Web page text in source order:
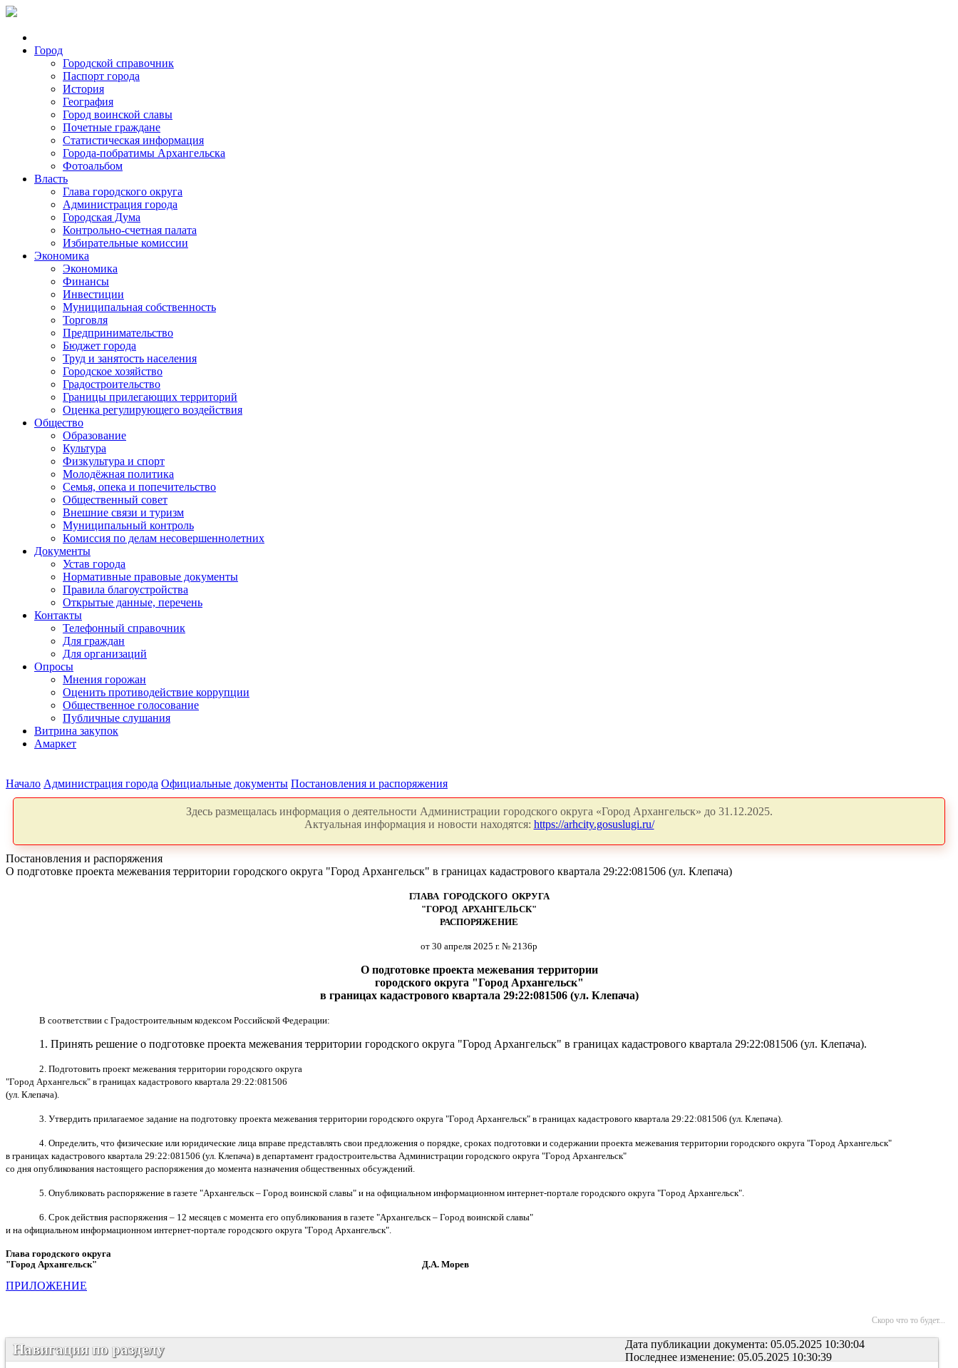
Город
Городской справочник
Паспорт города
История
География
Город воинской славы
Почетные граждане
Статистическая информация
Города-побратимы Архангельска
Фотоальбом
Власть
Глава городского округа
Администрация города
Городская Дума
Контрольно-счетная палата
Избирательные комиссии
Экономика
Экономика
Финансы
Инвестиции
Муниципальная собственность
Торговля
Предпринимательство
Бюджет города
Труд и занятость населения
Городское хозяйство
Градостроительство
Границы прилегающих территорий
Оценка регулирующего воздействия
Общество
Образование
Культура
Физкультура и спорт
Молодёжная политика
Семья, опека и попечительство
Общественный совет
Внешние связи и туризм
Муниципальный контроль
Комиссия по делам несовершеннолетних
Документы
Устав города
Нормативные правовые документы
Правила благоустройства
Открытые данные, перечень
Контакты
Телефонный справочник
Для граждан
Для организаций
Опросы
Мнения горожан
Оценить противодействие коррупции
Общественное голосование
Публичные слушания
Витрина закупок
Амаркет
Начало Администрация города Официальные документы Постановления и распоряжения
Здесь размещалась информация о деятельности Администрации городского округа «Город Архангельск» до 31.12.2025.
Актуальная информация и новости находятся: https://arhcity.gosuslugi.ru/
Постановления и распоряжения
О подготовке проекта межевания территории городского округа "Город Архангельск" в границах кадастрового квартала 29:22:081506 (ул. Клепача)
ГЛАВА ГОРОДСКОГО ОКРУГА
"ГОРОД АРХАНГЕЛЬСК"
РАСПОРЯЖЕНИЕ
от 30 апреля 2025 г. № 2136р
О подготовке проекта межевания территории
городского округа "Город Архангельск"
в границах кадастрового квартала 29:22:081506 (ул. Клепача)
В соответствии с Градостроительным кодексом Российской Федерации:
1. Принять решение о подготовке проекта межевания территории городского округа "Город Архангельск" в границахкадастрового квартала 29:22:081506 (ул. Клепача).
2. Подготовить проект межевания территории городского округа
"Город Архангельск" в границах кадастрового квартала 29:22:081506
(ул. Клепача).
3. Утвердить прилагаемое задание на подготовку проекта межевания территории городского округа "Город Архангельск" в границахкадастрового квартала 29:22:081506 (ул. Клепача).
4. Определить, что физические или юридические лица вправе представлять свои предложения о порядке, сроках подготовки и содержании проекта межевания территории городского округа "Город Архангельск"
в границах кадастрового квартала 29:22:081506 (ул. Клепача) в департамент градостроительства Администрации городского округа "Город Архангельск"
со дня опубликования настоящего распоряжения до момента назначения общественных обсуждений.
5. Опубликовать распоряжение в газете "Архангельск – Город воинской славы" и на официальном информационном интернет-портале городского округа "Город Архангельск".
6. Срок действия распоряжения – 12 месяцев с момента его опубликования в газете "Архангельск – Город воинской славы"
и на официальном информационном интернет-портале городского округа "Город Архангельск".
Глава городского округа
"Город Архангельск" Д.А. Морев
ПРИЛОЖЕНИЕ
Скоро что то будет...
Дата публикации документа: 05.05.2025 10:30:04
Последнее изменение: 05.05.2025 10:30:39
Навигация по разделу